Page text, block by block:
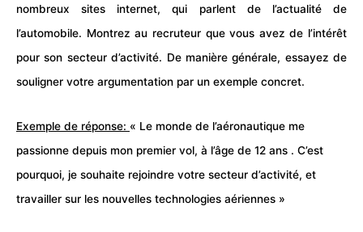
nombreux sites internet, qui parlent de l’actualité de
l’automobile. Montrez au recruteur que vous avez de l’intérêt
pour son secteur d’activité. De manière générale, essayez de
souligner votre argumentation par un exemple concret.
Exemple de réponse: « Le monde de l’aéronautique me
passionne depuis mon premier vol, à l’âge de 12 ans . C’est
pourquoi, je souhaite rejoindre votre secteur d’activité, et
travailler sur les nouvelles technologies aériennes »